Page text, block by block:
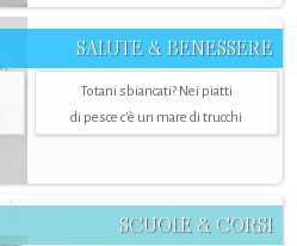
SALUTE & BENESSERE
Totani sbiancati? Nei piatti
di pesce c'è un mare di trucchi
SCUOLE & CORSI